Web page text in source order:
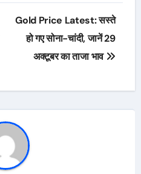
Gold Price Latest: सस्ते
हो गए सोना-चांदी, जानें 29
अक्टूबर का ताजा भाव